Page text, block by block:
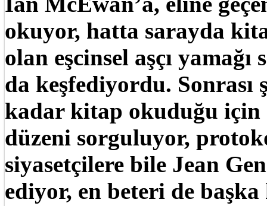
okuyor, hatta sarayda
olan eşcinsel aşçı yamağı
da keşfediyordu. Sonrası
kadar kitap okuduğu için
düzeni sorguluyor,
siyasetçilere bile Jean
ediyor, en beteri de